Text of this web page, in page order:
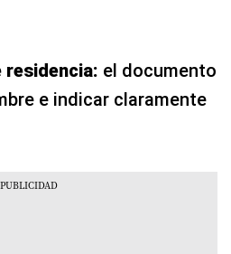
residencia: el documento
e indicar claramente